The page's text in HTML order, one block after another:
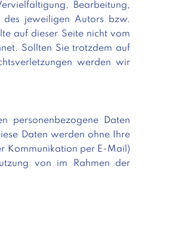
Bearbeitung,
des jeweiligen Autors bzw.
auf dieser Seite nicht vom
Sollten Sie trotzdem auf
werden wir
personenbezogene Daten
Daten werden ohne Ihre
Kommunikation per E-Mail)
von im Rahmen der